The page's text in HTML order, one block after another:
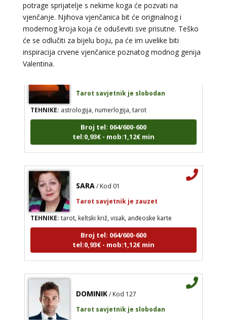
potrage sprijatelje s nekime koga će pozvati na
vjenčanje. Njihova vjenčanica bit će originalnog i
modernog kroja koja će oduševiti sve prisutne. Teško
će se odlučiti za bijelu boju, pa će im uvelike biti
inspiracija crvene vjenčanice poznatog modnog genija
Valentina.
Broj tel: 064/600-600
tel:0,93€ - mob:1,12€ min
TEHNIKE:astrologija, numerlogija, tarot
Broj tel: 064/600-600
tel:0,93€ - mob:1,12€ min
TEHNIKE:tarot, keltski križ, visak, anđeoske karte
Broj tel: 064/600-600
tel:0,93€ - mob:1,12€ min